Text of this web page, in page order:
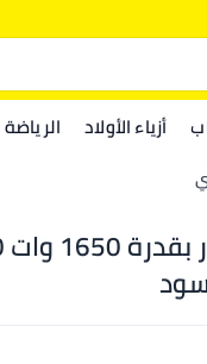
أزياء الأولاد الرياضة